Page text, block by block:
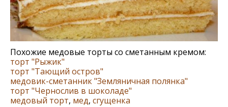
Похожие медовые торты со сметанным кремом:
торт "Рыжик"
торт "Тающий остров"
медовик-сметанник "Земляничная полянка"
торт "Чернослив в шоколаде"
медовый торт, мед, сгущенка